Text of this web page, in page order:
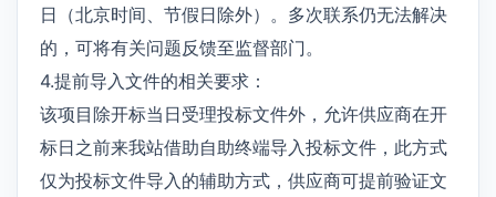
日（北京时间、节假日除外）。多次联系仍无法解决
的，可将有关问题反馈至监督部门。
4.提前导入文件的相关要求：
该项目除开标当日受理投标文件外，允许供应商在开
标日之前来我站借助自助终端导入投标文件，此方式
仅为投标文件导入的辅助方式，供应商可提前验证文